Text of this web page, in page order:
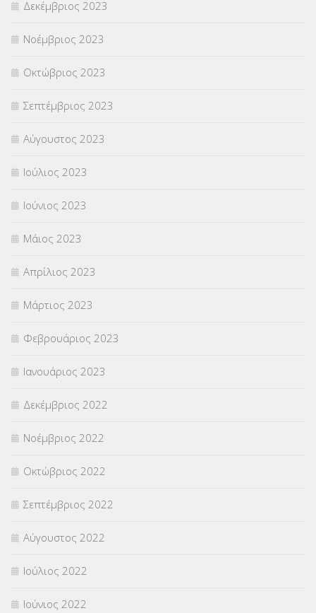
Δεκέμβριος 2023
Νοέμβριος 2023
Οκτώβριος 2023
Σεπτέμβριος 2023
Αύγουστος 2023
Ιούλιος 2023
Ιούνιος 2023
Μάιος 2023
Απρίλιος 2023
Μάρτιος 2023
Φεβρουάριος 2023
Ιανουάριος 2023
Δεκέμβριος 2022
Νοέμβριος 2022
Οκτώβριος 2022
Σεπτέμβριος 2022
Αύγουστος 2022
Ιούλιος 2022
Ιούνιος 2022